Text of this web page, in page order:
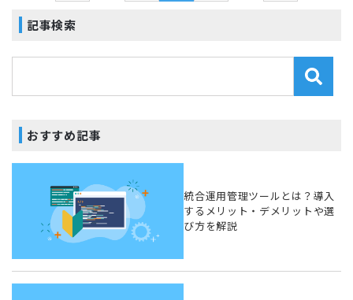
記事検索
おすすめ記事
統合運用管理ツールとは？導入
するメリット・デメリットや選
び方を解説